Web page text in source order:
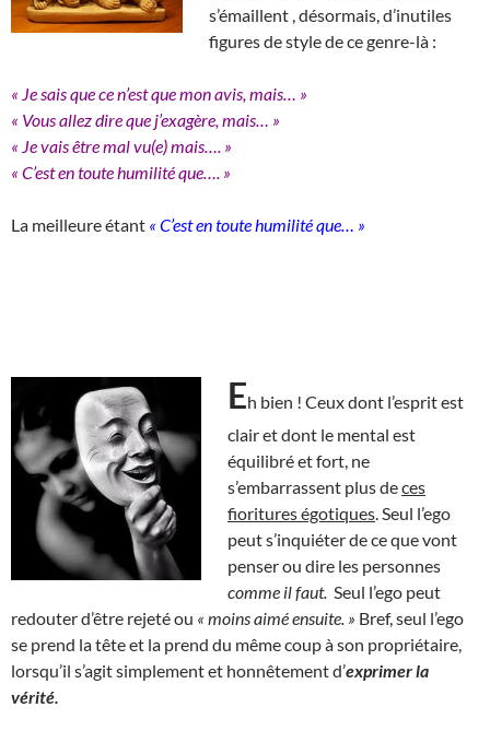
s’émaillent , désormais, d’inutiles
figures de style de ce genre-là :
« Je sais que ce n’est que mon avis, mais… »
« Vous allez dire que j’exagère, mais… »
« Je vais être mal vu(e) mais…. »
« C’est en toute humilité que…. »
La meilleure étant « C’est en toute humilité que… »
Eh bien ! Ceux dont l’esprit est
clair et dont le mental est
équilibré et fort, ne
s’embarrassent plus deces
fioritures égotiques . Seul l’ego
peut s’inquiéter de ce que vont
penser ou dire les personnes
comme il faut. Seul l’ego peut
redouter d’être rejeté ou « moins aimé ensuite. » Bref, seul l’ego
se prend la tête et la prend du même coup à son propriétaire,
lorsqu’il s’agit simplement et honnêtement d’exprimer la
vérité.